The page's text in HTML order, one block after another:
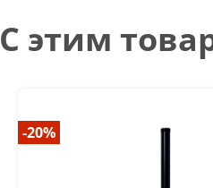
С этим
-20%